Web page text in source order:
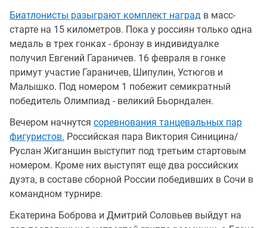
Биатлонисты разыграют комплект наград в масс-
старте на 15 километров. Пока у россиян только одна
медаль в трех гонках - бронзу в индивидуалке
получил Евгений Гараничев. 16 февраля в гонке
примут участие Гараничев, Шипулин, Устюгов и
Малышко. Под номером 1 побежит семикратный
победитель Олимпиад - великий Бьорндален.
Вечером начнутся соревнования танцевальных пар
фигуристов. Российская пара Виктория Синицина/
Руслан Жиганшин выступит под третьим стартовым
номером. Кроме них выступят еще два российских
дуэта, в составе сборной России победивших в Сочи в
командном турнире.
Екатерина Боброва и Дмитрий Соловьев выйдут на